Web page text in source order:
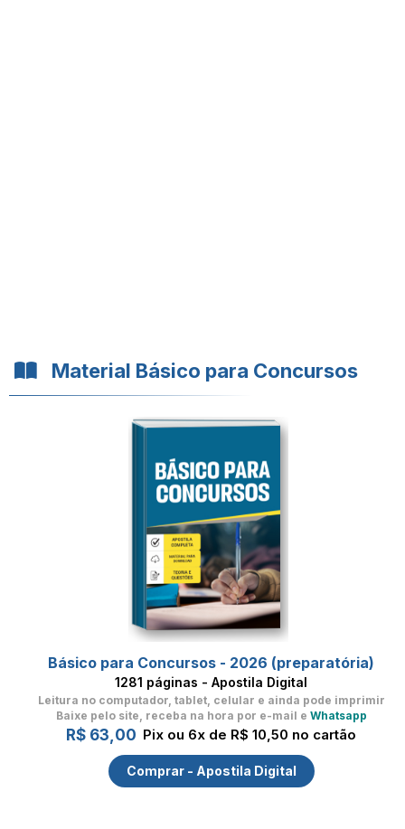
Material Básico para Concursos
Básico para Concursos - 2026 (preparatória)
1281 páginas - Apostila Digital
Leitura no computador, tablet, celular e ainda pode imprimir
Baixe pelo site, receba na hora por e-mail e Whatsapp
R$ 63,00 Pix ou 6x de R$ 10,50 no cartão
Comprar - Apostila Digital